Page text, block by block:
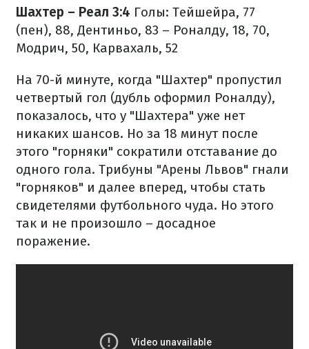
Шахтер – Реал 3:4 Голы: Тейшейра, 77
(пен), 88, Дентиньо, 83 – Роналду, 18, 70,
Модрич, 50, Карвахаль, 52
На 70-й минуте, когда "Шахтер" пропустил
четвертый гол (дубль оформил Роналду),
показалось, что у "Шахтера" уже нет
никаких шансов. Но за 18 минут после
этого "горняки" сократили отставание до
одного гола. Трибуны "Арены Львов" гнали
"горняков" и далее вперед, чтобы стать
свидетелями футбольного чуда. Но этого
так и не произошло – досадное
поражение.